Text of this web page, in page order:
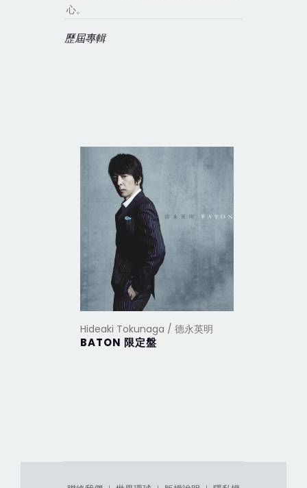
心。
歷屆專輯
Hideaki Tokunaga / 德永英明
BATON 限定盤